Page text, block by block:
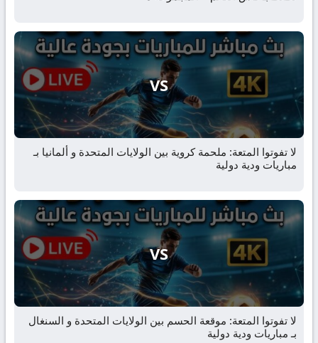
VS
لا تفوتوا المتعة: ملحمة كروية بين الولايات المتحدة و ألمانيا بـ
مباريات ودية دولية
VS
لا تفوتوا المتعة: موقعة الحسم بين الولايات المتحدة و السنغال
بـ مباريات ودية دولية